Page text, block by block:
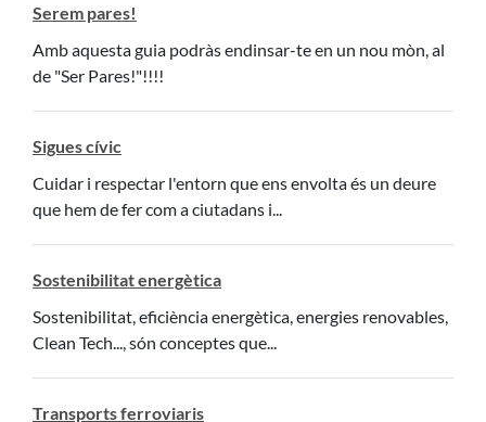
Serem pares!
Amb aquesta guia podràs endinsar-te en un nou mòn, al
de "Ser Pares!"!!!!
Sigues cívic
Cuidar i respectar l'entorn que ens envolta és un deure
que hem de fer com a ciutadans i...
Sostenibilitat energètica
Sostenibilitat, eficiència energètica, energies renovables,
Clean Tech..., són conceptes que...
Transports ferroviaris